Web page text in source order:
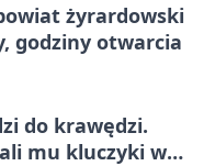
żyrardowski
godziny otwarcia
do krawędzi.
mu kluczyki w